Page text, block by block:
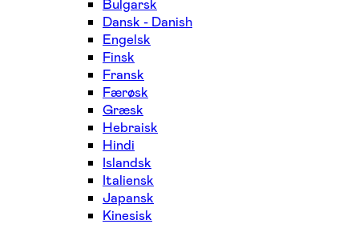
Bulgarsk
Dansk - Danish
Engelsk
Finsk
Fransk
Færøsk
Græsk
Hebraisk
Hindi
Islandsk
Italiensk
Japansk
Kinesisk